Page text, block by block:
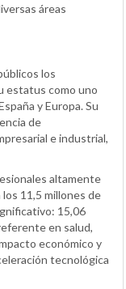
áreas
los
estatus como uno
y Europa. Su
de
e industrial,
altamente
11,5 millones de
15,06
en salud,
económico y
tecnológica